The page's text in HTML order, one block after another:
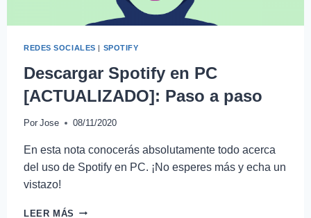
REDES SOCIALES | SPOTIFY
Descargar Spotify en PC
[ACTUALIZADO]: Paso a paso
Por Jose 08/11/2020
En esta nota conocerás absolutamente todo acerca
del uso de Spotify en PC. ¡No esperes más y echa un
vistazo!
LEER MÁS